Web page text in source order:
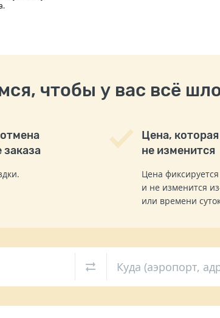
чтобы у вас всё
заказа
Цена, которая
не изменится
Цена
и не изменится
или времени